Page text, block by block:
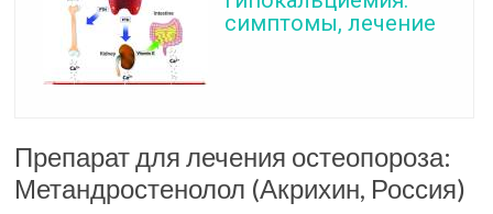
симптомы, лечение
Препарат для лечения остеопороза:
Метандростенолол (Акрихин, Россия)